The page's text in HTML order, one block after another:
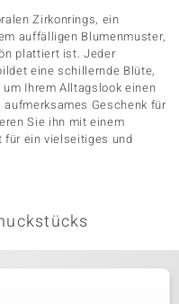
Zirkonrings, ein
auffälligen Blumenmuster,
plattiert ist. Jeder
eine schillernde Blüte,
Ihrem Alltagslook einen
aufmerksames Geschenk für
Sie ihn mit einem
für ein vielseitiges und